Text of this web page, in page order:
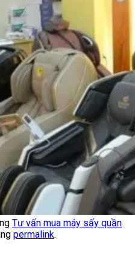
Tư vấn mua máy sấy quần
permalink.